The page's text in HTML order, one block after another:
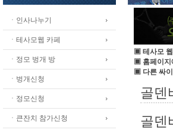
ㆍ인사나누기
ㆍ테사모웹 카페
ㆍ정모 벙개 방
ㆍ벙개신청
ㆍ정모신청
ㆍ큰잔치 참가신청
▣ 테사모
▣ 홈페이지
▣ 다른 싸
골덴
골덴